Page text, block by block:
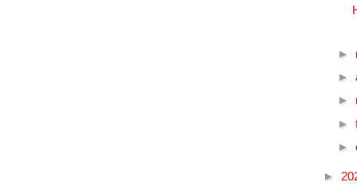
►
►
►
►
►
►